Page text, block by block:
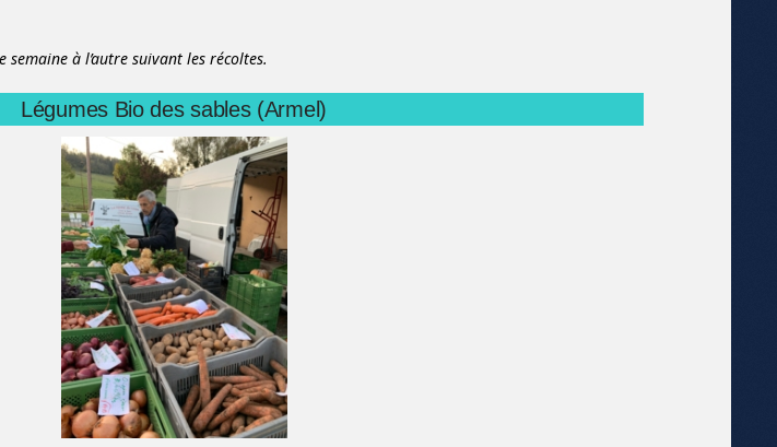
semaine à l’autre suivant les récoltes.
Légumes Bio des sables (Armel)